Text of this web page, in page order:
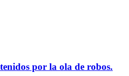
por la ola de robos.